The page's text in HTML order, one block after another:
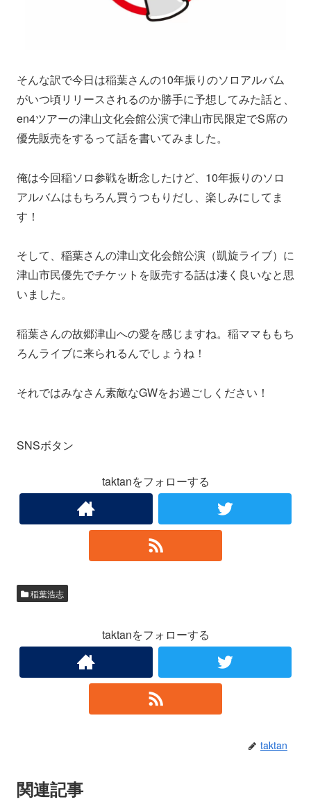
そんな訳で今日は稲葉さんの10年振りのソロアルバム
がいつ頃リリースされるのか勝手に予想してみた話と、
en4ツアーの津山文化会館公演で津山市民限定でS席の
優先販売をするって話を書いてみました。
俺は今回稲ソロ参戦を断念したけど、10年振りのソロ
アルバムはもちろん買うつもりだし、楽しみにしてま
す！
そして、稲葉さんの津山文化会館公演（凱旋ライブ）に
津山市民優先でチケットを販売する話は凄く良いなと思
いました。
稲葉さんの故郷津山への愛を感じますね。稲ママももち
ろんライブに来られるんでしょうね！
それではみなさん素敵なGWをお過ごしください！
SNSボタン
taktanをフォローする
稲葉浩志
taktanをフォローする
taktan
関連記事